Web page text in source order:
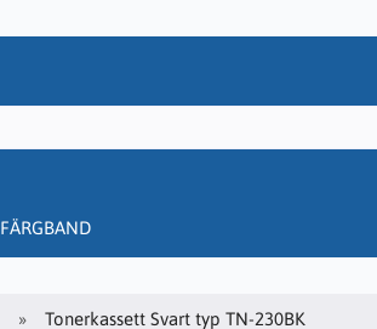
FÄRGBAND
Tonerkassett Svart typ TN-230BK